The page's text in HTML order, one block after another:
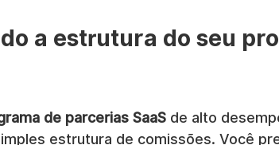
a estrutura do seu
de parcerias SaaS de alto
estrutura de comissões. Você